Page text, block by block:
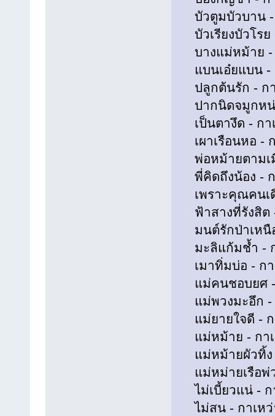
บัวตูมบัวบาน -
บัวเรียงบัวโรย
บางแม่หม้าย -
แบนเอ๋ยแบน -
ปลูกต้นรัก - กา
ปากนิดจมูกหน่
เป็นตางึด - กา
เผาเรือนหอ -
พ่อหม้ายตามเมี
พี่คิดถึงน้อง - ก
เพราะคุณคนเดี
ฟ้าสางที่รังสิต -
มนต์รักป่าเหนือ
มะลิแก้มช้ำ - ก
เมาทิ่มบ่อ - กา
แม่คนชอบยศ -
แม่พวงมะอึก -
แม่ยายใจดี - ก
แม่หม้าย - กาเ
แม่หม้ายผัวทิ้ง
แม่หม่ายเรือพ่ว
ไม่เบี้ยวแน่ - ก
ไม่สน - กาเหว่